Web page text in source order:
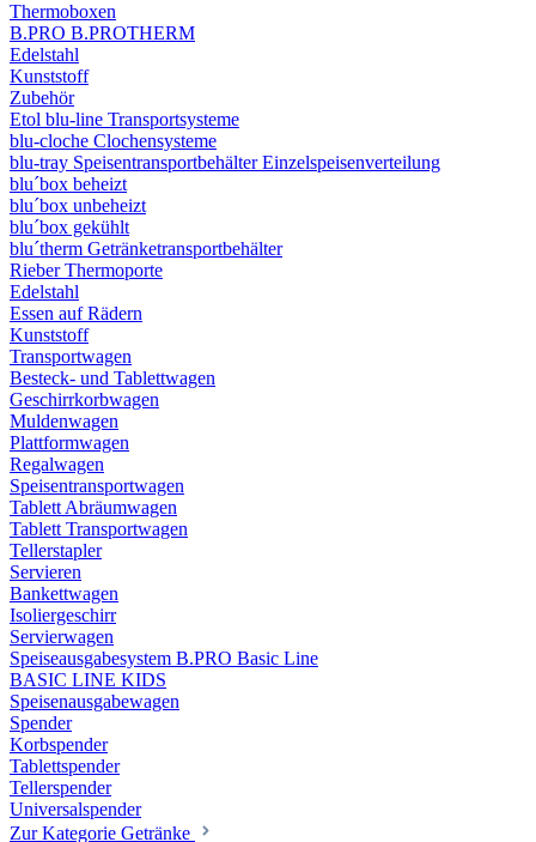
Thermoboxen
B.PRO B.PROTHERM
Edelstahl
Kunststoff
Zubehör
Etol blu-line Transportsysteme
blu-cloche Clochensysteme
blu-tray Speisentransportbehälter Einzelspeisenverteilung
blu´box beheizt
blu´box unbeheizt
blu´box gekühlt
blu´therm Getränketransportbehälter
Rieber Thermoporte
Edelstahl
Essen auf Rädern
Kunststoff
Transportwagen
Besteck- und Tablettwagen
Geschirrkorbwagen
Muldenwagen
Plattformwagen
Regalwagen
Speisentransportwagen
Tablett Abräumwagen
Tablett Transportwagen
Tellerstapler
Servieren
Bankettwagen
Isoliergeschirr
Servierwagen
Speiseausgabesystem B.PRO Basic Line
BASIC LINE KIDS
Speisenausgabewagen
Spender
Korbspender
Tablettspender
Tellerspender
Universalspender
Zur Kategorie Getränke